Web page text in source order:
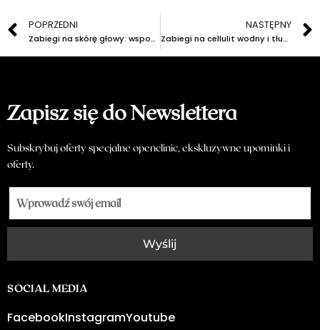
POPRZEDNI
Zabiegi na skórę głowy: wspomaganie porostu włosów i leczenie łysienia
NASTĘPNY
Zabiegi na cellulit wodny i tłuszczowy: różnice i rekomendacje
Zapisz się do Newslettera
Subskrybuj oferty specjalne openclinic, ekskluzywne upominki i
oferty.
Wyślij
SOCIAL MEDIA
FacebookInstagramYoutube